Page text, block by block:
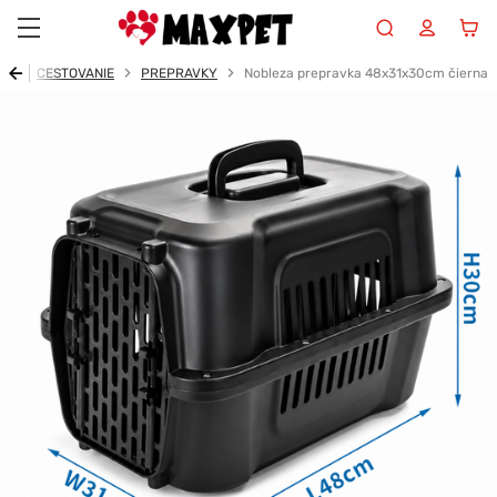
CESTOVANIE PREPRAVKY Nobleza prepravka 48x31x30cm čierna